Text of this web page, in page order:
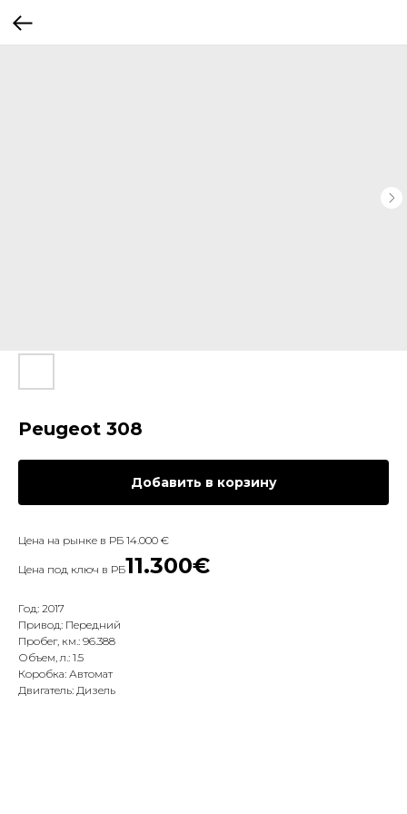
Peugeot 308
Добавить в корзину
Цена на рынке в РБ 14.000 €
Цена под ключ в РБ11.300€
Год: 2017
Привод: Передний
Пробег, км.: 96.388
Объем, л.: 1.5
Коробка: Автомат
Двигатель: Дизель